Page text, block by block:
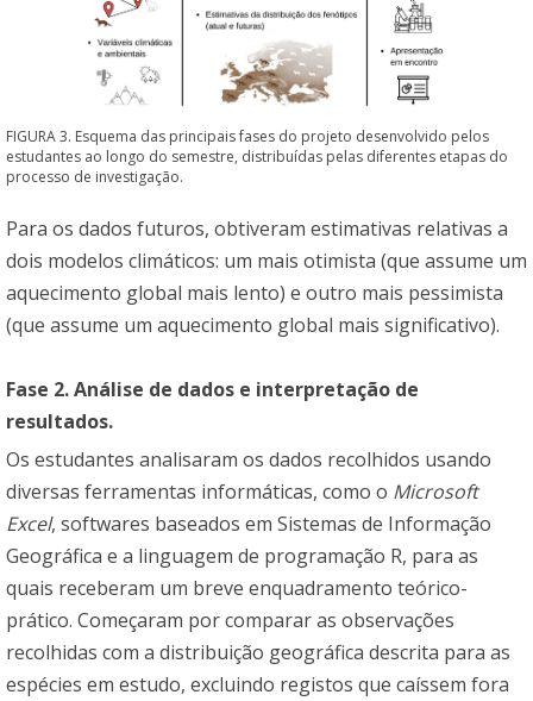
FIGURA 3. Esquema das principais fases do projeto desenvolvido pelos
estudantes ao longo do semestre, distribuídas pelas diferentes etapas do
processo de investigação.
Para os dados futuros, obtiveram estimativas relativas a
dois modelos climáticos: um mais otimista (que assume um
aquecimento global mais lento) e outro mais pessimista
(que assume um aquecimento global mais significativo).
Fase 2. Análise de dados e interpretação de
resultados.
Os estudantes analisaram os dados recolhidos usando
diversas ferramentas informáticas, como o Microsoft
Excel, softwares baseados em Sistemas de Informação
Geográfica e a linguagem de programação R, para as
quais receberam um breve enquadramento teórico-
prático. Começaram por comparar as observações
recolhidas com a distribuição geográfica descrita para as
espécies em estudo, excluindo registos que caíssem fora